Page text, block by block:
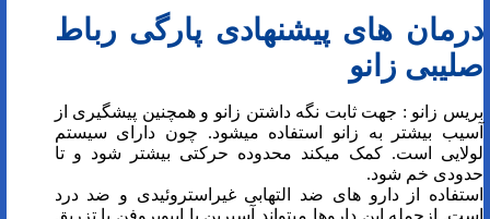
درمان های پیشنهادی پارگی رباط
صلیبی زانو
بریس زانو : جهت ثابت نگه داشتن زانو و همچنین پیشگیری از
آسیب بیشتر به زانو استفاده میشود. چون دارای سیستم
لولایی است. کمک میکند محدوده حرکتی بیشتر شود و تا
حدودی خم شود.
استفاده از دارو های ضد التهابی غیراستروئیدی و ضد درد
است. ازجمله این داروها میتواند آسپرین یا ایبوپروفن یا تزریق